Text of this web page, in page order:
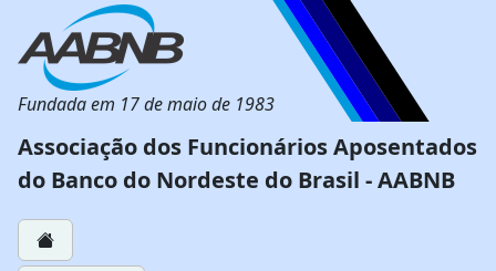
Fundada em 17 de maio de 1983
Associação dos Funcionários Aposentados
do Banco do Nordeste do Brasil - AABNB